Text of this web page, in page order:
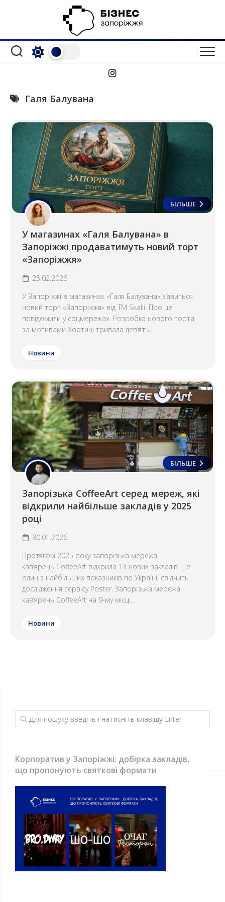
Галя Балувана
БІЛЬШЕ
У магазинах «Галя Балувана» в
Запоріжжі продаватимуть новий торт
«Запоріжжя»
25.02.2026
У Запоріжжі в магазинах «Галя Балувана» з’явиться
новий торт «Запоріжжя» від ТМ Skalli. Про це
повідомили у соцмережах. Розробка нового торта
за мотивами Хортиці тривала дев’ять...
Новини
БІЛЬШЕ
Запорізька CoffeeArt серед мереж, які
відкрили найбільше закладів у 2025
році
30.01.2026
Протягом 2025 року запорізька мережа
кав’ярень CoffeeArt відкрила 13 нових закладів. Це
один з найбільших показників по Україні, свідчить
дослідження сервісу Poster. Запорізька мережа
кав’ярень CoffeeArt на 9-му місці...
Новини
Корпоратив у Запоріжжі: добірка закладів,
що пропонують святкові формати